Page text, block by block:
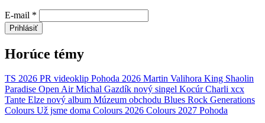
E-mail *
Prihlásiť
Horúce témy
TS 2026 PR videoklip Pohoda 2026 Martin Valihora King Shaolin
Paradise Open Air Michal Gazdík nový singel Kocúr Charli xcx
Tante Elze nový album Múzeum obchodu Blues Rock Generations
Colours Už jsme doma Colours 2026 Colours 2027 Pohoda